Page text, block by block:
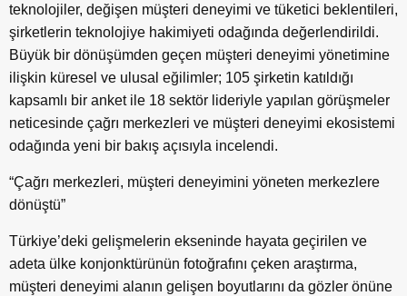
teknolojiler, değişen müşteri deneyimi ve tüketici beklentileri,
şirketlerin teknolojiye hakimiyeti odağında değerlendirildi.
Büyük bir dönüşümden geçen müşteri deneyimi yönetimine
ilişkin küresel ve ulusal eğilimler; 105 şirketin katıldığı
kapsamlı bir anket ile 18 sektör lideriyle yapılan görüşmeler
neticesinde çağrı merkezleri ve müşteri deneyimi ekosistemi
odağında yeni bir bakış açısıyla incelendi.
“Çağrı merkezleri, müşteri deneyimini yöneten merkezlere
dönüştü”
Türkiye’deki gelişmelerin ekseninde hayata geçirilen ve
adeta ülke konjonktürünün fotoğrafını çeken araştırma,
müşteri deneyimi alanın gelişen boyutlarını da gözler önüne